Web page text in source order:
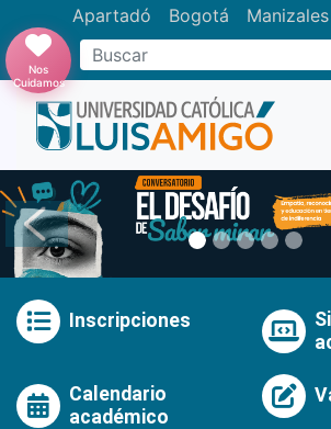
Apartadó Bogotá Manizales
Buscar
Nos
Cuidamos
Anterior
Inscripciones
Calendario
académico